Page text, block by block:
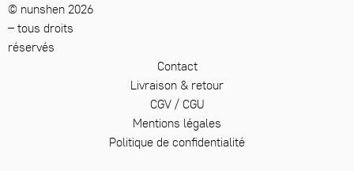
Contact
Livraison & retour
CGV / CGU
Mentions légales
Politique de confidentialité
© nunshen 2026
– tous droits
réservés